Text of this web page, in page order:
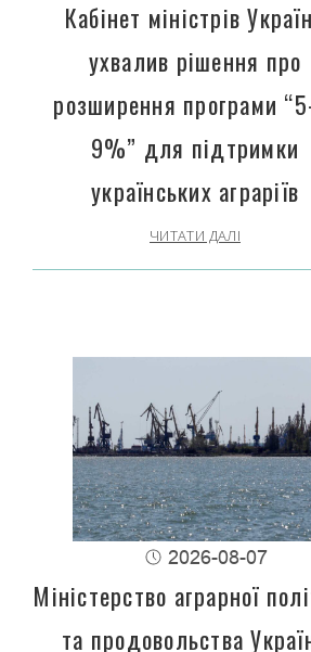
Кабінет міністрів
ухвалив рішення про
розширення програми
9%” для підтримки
українських аграріїв
ЧИТАТИ ДАЛІ
2026-08-07
Міністерство аграрної
та продовольства